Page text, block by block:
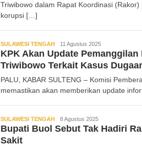
Triwibowo dalam Rapat Koordinasi (Rakor)
korupsi […]
SULAWESI TENGAH Kabar
Sulteng
11 Agustus 2025
KPK Akan Update
Triwibowo Terkait Kasus
PALU, KABAR SULTENG – Komisi
memastikan akan memberikan update
SULAWESI TENGAH Kabar
Sulteng
8 Agustus 2025
Bupati Buol Sebut Tak Hadiri
Sakit